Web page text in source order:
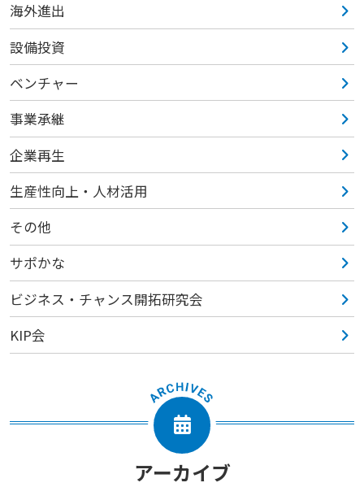
海外進出
設備投資
ベンチャー
事業承継
企業再生
生産性向上・人材活用
その他
サポかな
ビジネス・チャンス開拓研究会
KIP会
アーカイブ